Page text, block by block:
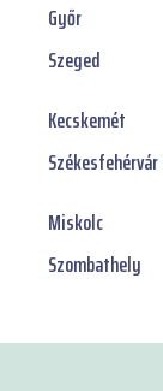
Győr
Szeged
Kecskemét
Székesfehérvár
Miskolc
Szombathely